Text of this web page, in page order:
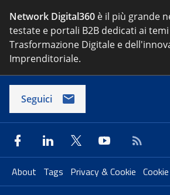
Network Digital360 è il più grande
testate e portali B2B dedicati ai
Trasformazione Digitale e
Imprenditoriale.
Seguici
About Tags Privacy & Cookie